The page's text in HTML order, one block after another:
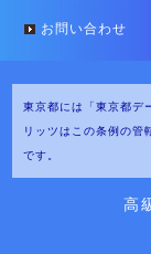
お問い合わせ
東京都には「東京都デ
リッツはこの条例の管
です。
高